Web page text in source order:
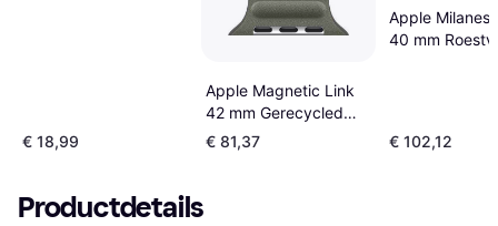
€ 18,99
Apple Magnetic Link
42 mm Gerecycled
Polyester
Horlogebandjes
€ 81,37
Apple
40 mm
€ 102,12
Productdetails